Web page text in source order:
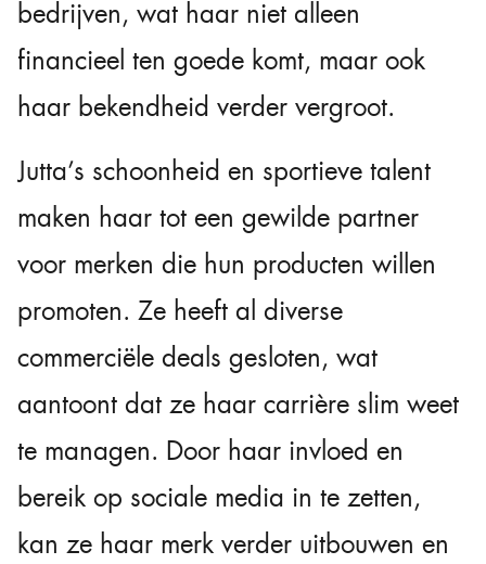
bedrijven, wat haar niet alleen
financieel ten goede komt, maar ook
haar bekendheid verder vergroot.
Jutta’s schoonheid en sportieve talent
maken haar tot een gewilde partner
voor merken die hun producten willen
promoten. Ze heeft al diverse
commerciële deals gesloten, wat
aantoont dat ze haar carrière slim weet
te managen. Door haar invloed en
bereik op sociale media in te zetten,
kan ze haar merk verder uitbouwen en